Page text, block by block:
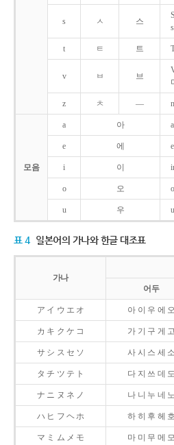
s ㅅ 스
t ㅌ 트
v ㅂ 브
z ㅊ ―
모음
a 아
e 에
i 이
o 오
u 우
표 4 일본어의 가나와 한글 대조표
가나
어두
ア イ ウ エ オ 아 이 우 에 오
カ キ ク ケ コ 가 기 구 게 고
サ シ ス セ ソ 사 시 스 세 소
タ チ ツ テ ト 다 지 쓰 데 도
ナ ニ ヌ ネ ノ 나 니 누 네 노
ハ ヒ フ ヘ ホ 하 히 후 헤 호
マ ミ ム メ モ 마 미 무 메 모